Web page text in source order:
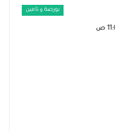
بورصة و تأمين